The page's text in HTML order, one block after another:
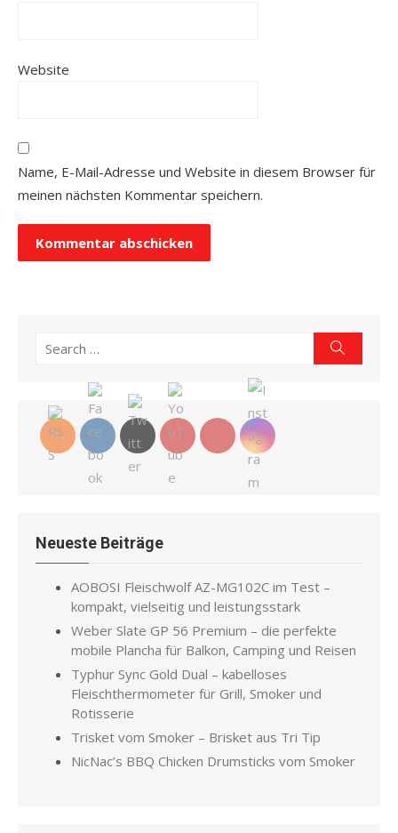
Website
Name, E-Mail-Adresse und Website in diesem Browser für
meinen nächsten Kommentar speichern.
Search
Neueste Beiträge
AOBOSI Fleischwolf AZ-MG102C im Test –
kompakt, vielseitig und leistungsstark
Weber Slate GP 56 Premium – die perfekte
mobile Plancha für Balkon, Camping und Reisen
Typhur Sync Gold Dual – kabelloses
Fleischthermometer für Grill, Smoker und
Rotisserie
Trisket vom Smoker – Brisket aus Tri Tip
NicNac’s BBQ Chicken Drumsticks vom Smoker